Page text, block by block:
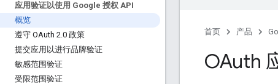
应用验证以使用 Google 授权 API
概览
遵守 OAuth 2.0 政策
提交应用以进行品牌验证
敏感范围验证
受限范围验证
首页 产品
OAuth